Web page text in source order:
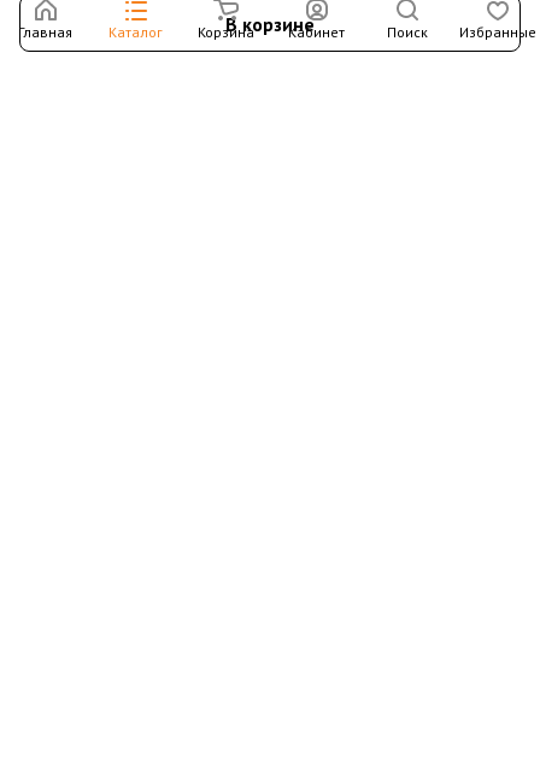
В корзине
Главная Каталог Корзина Кабинет Поиск Избранные